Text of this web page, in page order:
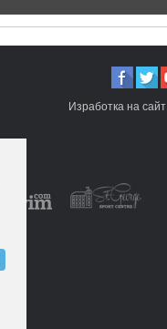
Изработка на сайт